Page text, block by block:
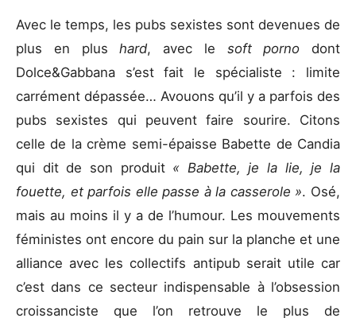
Avec le temps, les pubs sexistes sont devenues de
plus en plushard, avec le soft porno dont
Dolce&Gabbana s’est fait le spécialiste : limite
carrément dépassée… Avouons qu’il y a parfois des
pubs sexistes qui peuvent faire sourire. Citons
celle de la crème semi-épaisse Babette de Candia
qui dit de son produit « Babette, je la lie, je la
fouette, et parfois elle passe à la casserole ». Osé,
mais au moins il y a de l’humour. Les mouvements
féministes ont encore du pain sur la planche et une
alliance avec les collectifs antipub serait utile car
c’est dans ce secteur indispensable à l’obsession
croissanciste que l’on retrouve le plus de